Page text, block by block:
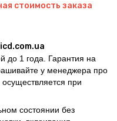
стоимость заказа
до 1 года. Гарантия на
у менеджера про
при
состоянии без